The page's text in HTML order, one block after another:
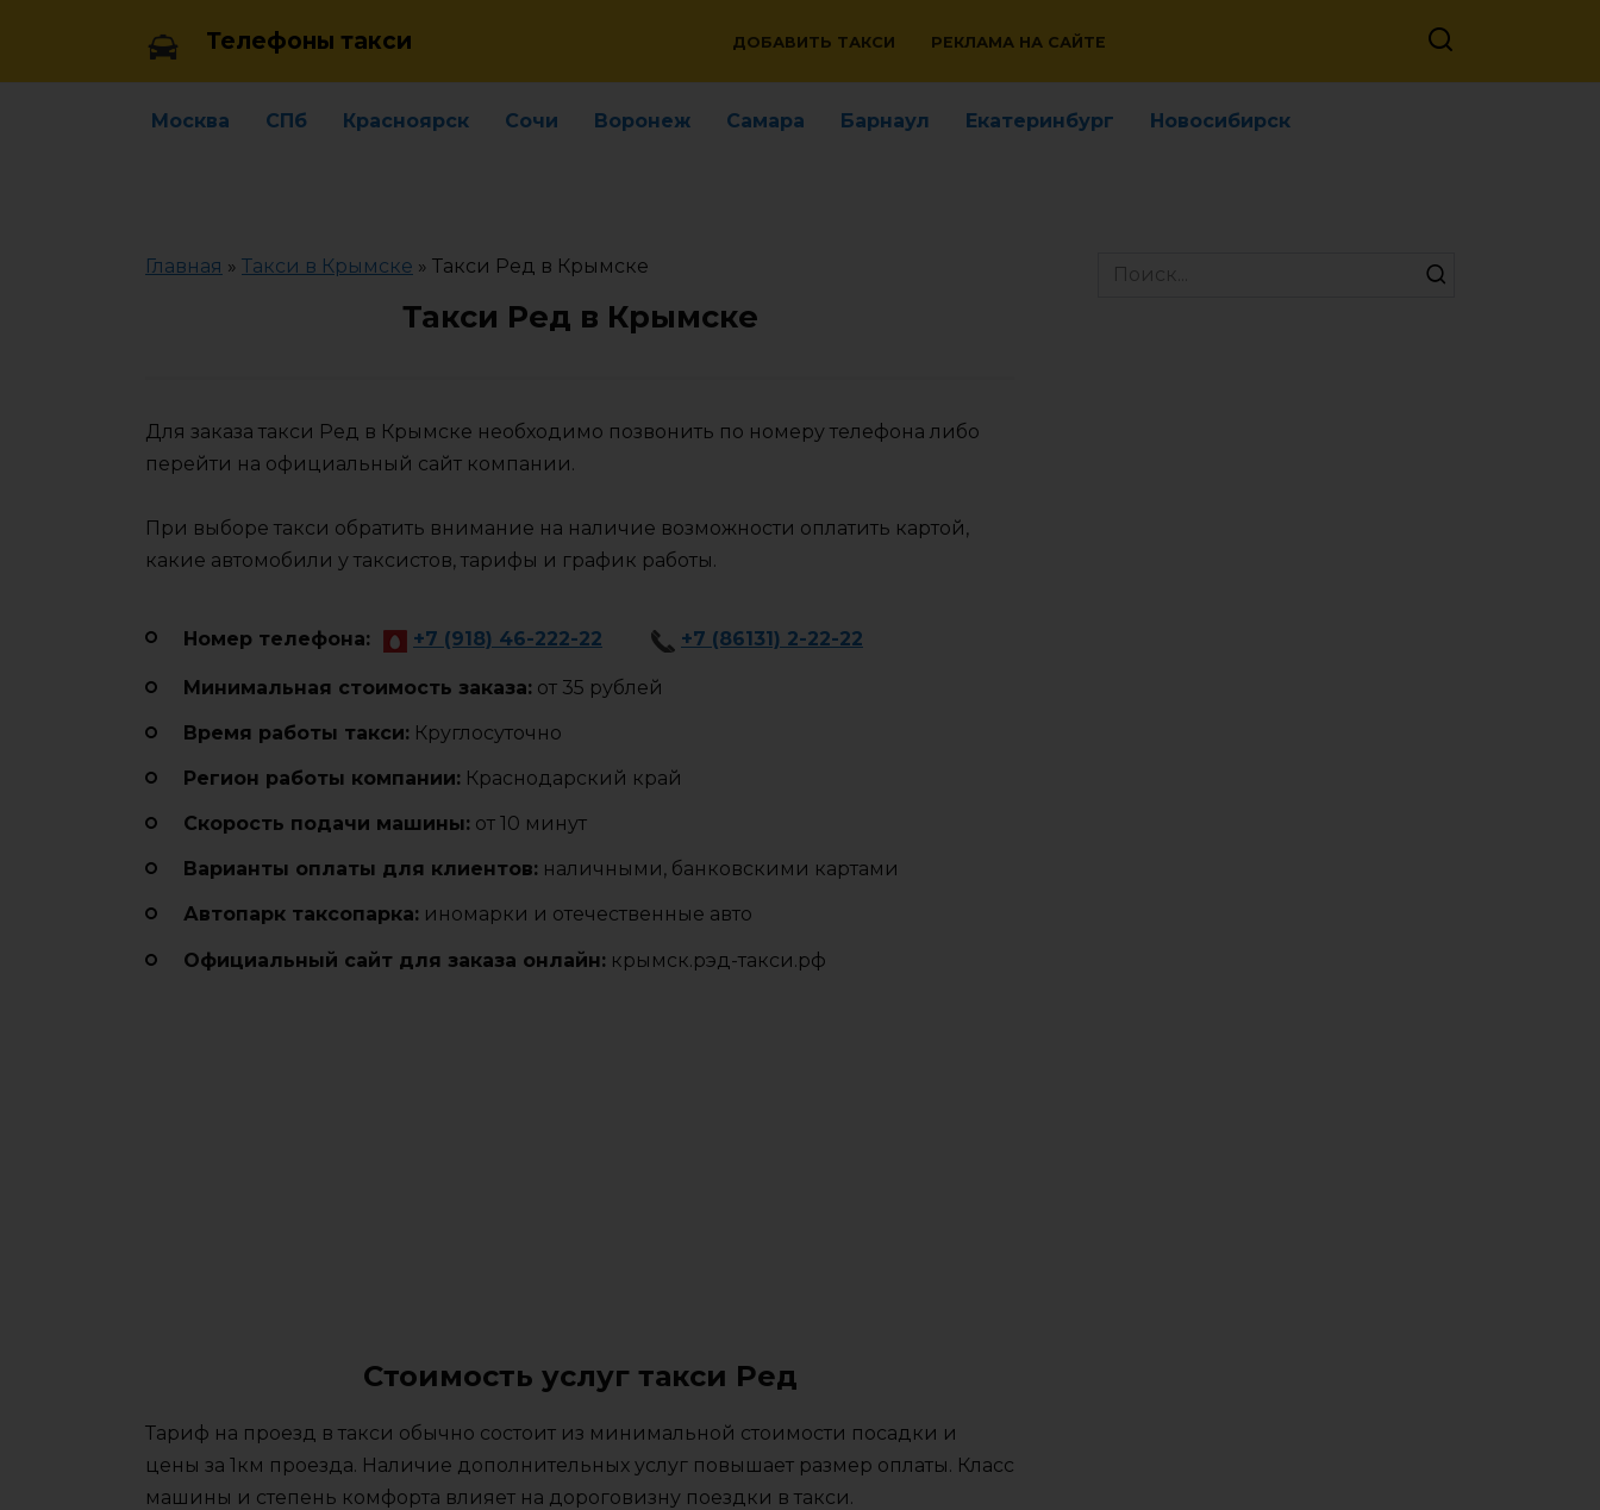
Телефоны такси ДОБАВИТЬ ТАКСИ РЕКЛАМА НА САЙТЕ
Москва СПб Красноярск Сочи Воронеж Самара Барнаул Екатеринбург Новосибирск
Главная » Такси в Крымске » Такси Ред в Крымске
Такси Ред в Крымске
Для заказа такси Ред в Крымске необходимо позвонить по номеру телефона либо
перейти на официальный сайт компании.
При выборе такси обратить внимание на наличие возможности оплатить картой,
какие автомобили у таксистов, тарифы и график работы.
Номер телефона: +7 (918) 46-222-22 +7 (86131) 2-22-22
Минимальная стоимость заказа: от 35 рублей
Время работы такси: Круглосуточно
Регион работы компании: Краснодарский край
Cкорость подачи машины: от 10 минут
Варианты оплаты для клиентов: наличными, банковскими картами
Автопарк таксопарка: иномарки и отечественные авто
Официальный сайт для заказа онлайн: крымск.рэд-такси.рф
Стоимость услуг такси Ред
Тариф на проезд в такси обычно состоит из минимальной стоимости посадки и
цены за 1км проезда. Наличие дополнительных услуг повышает размер оплаты. Класс
машины и степень комфорта влияет на дороговизну поездки в такси.
Search